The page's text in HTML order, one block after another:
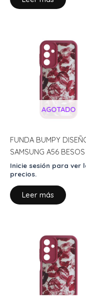
AGOTADO
FUNDA BUMPY
SAMSUNG A56 BESOS
Inicie sesión para ver
precios.
Leer más